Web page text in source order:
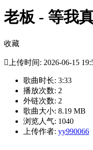
老板 - 等我
收藏
 上传时间: 2026-06-15
歌曲时长: 3:33
播放次数: 2
外链次数: 2
歌曲大小: 8.19 MB
浏览人气: 1040
上传作者: yy990066